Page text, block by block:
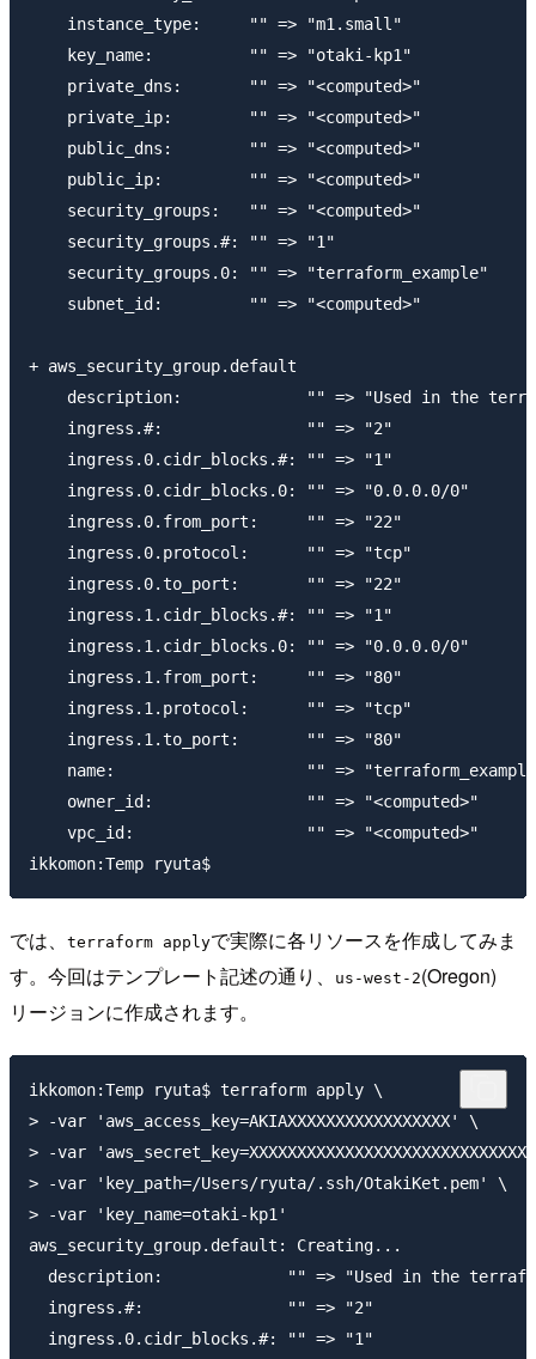
    instance_type:     "" => "m1.small"
    key_name:          "" => "otaki-kp1"
    private_dns:       "" => "<computed>"
    private_ip:        "" => "<computed>"
    public_dns:        "" => "<computed>"
    public_ip:         "" => "<computed>"
    security_groups:   "" => "<computed>"
    security_groups.#: "" => "1"
    security_groups.0: "" => "terraform_example"
    subnet_id:         "" => "<computed>"
+ aws_security_group.default
description:             "" => "Used in the
    ingress.#:               "" => "2"
    ingress.0.cidr_blocks.#: "" => "1"
    ingress.0.cidr_blocks.0: "" => "0.0.0.0/0"
    ingress.0.from_port:     "" => "22"
    ingress.0.protocol:      "" => "tcp"
    ingress.0.to_port:       "" => "22"
    ingress.1.cidr_blocks.#: "" => "1"
    ingress.1.cidr_blocks.0: "" => "0.0.0.0/0"
    ingress.1.from_port:     "" => "80"
    ingress.1.protocol:      "" => "tcp"
    ingress.1.to_port:       "" => "80"
name:                    "" =>
    owner_id:                "" => "<computed>"
    vpc_id:                  "" => "<computed>"
では、 terraform applyで実際に各リソースを作成してみま
す。今回はテンプレート記述の通り、
us-west-2(Oregon)
リージョンに作成されます。
ikkomon:Temp ryuta$ terraform apply \
> -var 'aws_access_key=AKIAXXXXXXXXXXXXXXXXX' \
> -var
> -var 'key_path=/Users/ryuta/.ssh/OtakiKet.pem' \
> -var 'key_name=otaki-kp1'
aws_security_group.default: Creating...
description:             "" => "Used in the
  ingress.#:               "" => "2"
  ingress.0.cidr_blocks.#: "" => "1"